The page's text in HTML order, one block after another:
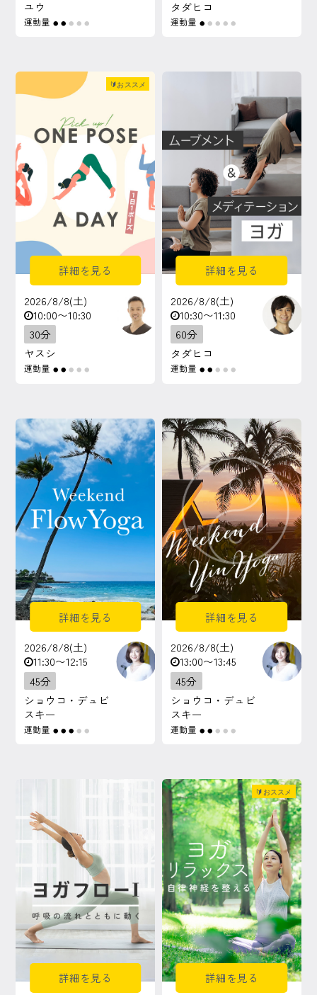
ユウ
運動量 ● ● ● ● ●
タダヒコ
運動量 ● ● ● ● ●
🔰おススメ
詳細を見る
2026/8/8(土)
10:00〜10:30
30分
ヤスシ
運動量 ● ● ● ● ●
詳細を見る
2026/8/8(土)
10:30〜11:30
60分
タダヒコ
運動量 ● ● ● ● ●
詳細を見る
2026/8/8(土)
11:30〜12:15
45分
ショウコ・デュビ
スキー
運動量 ● ● ● ● ●
詳細を見る
2026/8/8(土)
13:00〜13:45
45分
ショウコ・デュビ
スキー
運動量 ● ● ● ● ●
詳細を見る
🔰おススメ
詳細を見る